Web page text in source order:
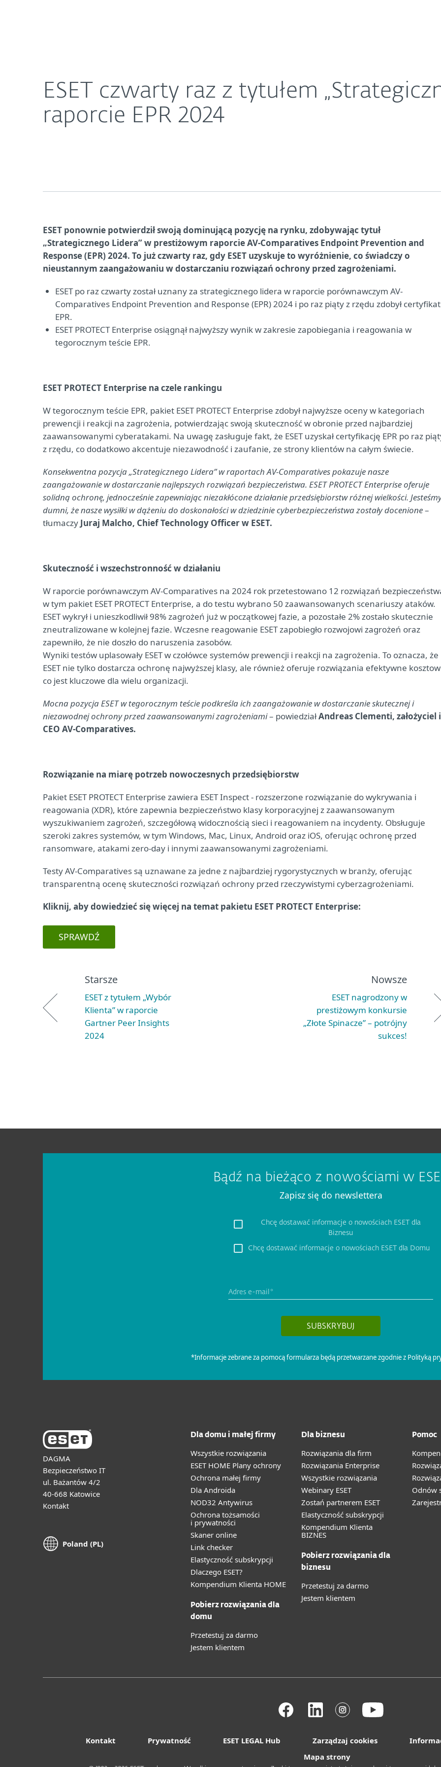
ESET czwarty raz z tytułem
raporcie EPR 2024
ESET ponownie potwierdził swoją dominującą pozycję na rynku, zdobywając tytuł
„Strategicznego Lidera” w prestiżowym raporcie AV-Comparatives Endpoint Prevention and
Response (EPR) 2024. To już czwarty raz, gdy ESET uzyskuje to wyróżnienie, co świadczy o
nieustannym zaangażowaniu w dostarczaniu rozwiązań ochrony przed zagrożeniami.
ESET po raz czwarty został uznany za strategicznego lidera w raporcie porównawczym AV-
Comparatives Endpoint Prevention and Response (EPR) 2024 i po raz piąty z rzędu zdobył certyfikat
EPR.
ESET PROTECT Enterprise osiągnął najwyższy wynik w zakresie zapobiegania i reagowania w
tegorocznym teście EPR.
ESET PROTECT Enterprise na czele rankingu
W tegorocznym teście EPR, pakiet ESET PROTECT Enterprise zdobył najwyższe oceny w kategoriach
prewencji i reakcji na zagrożenia, potwierdzając swoją skuteczność w obronie przed najbardziej
zaawansowanymi cyberatakami. Na uwagę zasługuje fakt, że ESET uzyskał certyfikację EPR po raz
z rzędu, co dodatkowo akcentuje niezawodność i zaufanie, ze strony klientów na całym świecie.
Konsekwentna pozycja „Strategicznego Lidera” w raportach AV-Comparatives pokazuje nasze
zaangażowanie w dostarczanie najlepszych rozwiązań bezpieczeństwa. ESET PROTECT Enterprise oferuje
solidną ochronę, jednocześnie zapewniając niezakłócone działanie przedsiębiorstw różnej wielkości.
dumni, że nasze wysiłki w dążeniu do doskonałości w dziedzinie cyberbezpieczeństwa zostały docenione–
tłumaczy Juraj Malcho, Chief Technology Officer w ESET.
Skuteczność i wszechstronność w działaniu
W raporcie porównawczym AV-Comparatives na 2024 rok przetestowano 12 rozwiązań
w tym pakiet ESET PROTECT Enterprise, a do testu wybrano 50 zaawansowanych scenariuszy ataków.
ESET wykrył i unieszkodliwił 98% zagrożeń już w początkowej fazie, a pozostałe 2% zostało skutecznie
zneutralizowane w kolejnej fazie. Wczesne reagowanie ESET zapobiegło rozwojowi zagrożeń oraz
zapewniło, że nie doszło do naruszenia zasobów.
Wyniki testów uplasowały ESET w czołówce systemów prewencji i reakcji na zagrożenia. To oznacza, że
ESET nie tylko dostarcza ochronę najwyższej klasy, ale również oferuje rozwiązania efektywne
co jest kluczowe dla wielu organizacji.
Mocna pozycja ESET w tegorocznym teście podkreśla ich zaangażowanie w dostarczanie skutecznej i
niezawodnej ochrony przed zaawansowanymi zagrożeniami– powiedziałAndreas Clementi, założyciel i
CEO AV-Comparatives.
Rozwiązanie na miarę potrzeb nowoczesnych przedsiębiorstw
Pakiet ESET PROTECT Enterprise zawiera ESET Inspect - rozszerzone rozwiązanie do wykrywania i
reagowania (XDR), które zapewnia bezpieczeństwo klasy korporacyjnej z zaawansowanym
wyszukiwaniem zagrożeń, szczegółową widocznością sieci i reagowaniem na incydenty. Obsługuje
szeroki zakres systemów, w tym Windows, Mac, Linux, Android oraz iOS, oferując ochronę przed
ransomware, atakami zero-day i innymi zaawansowanymi zagrożeniami.
Testy AV-Comparatives są uznawane za jedne z najbardziej rygorystycznych w branży, oferując
transparentną ocenę skuteczności rozwiązań ochrony przed rzeczywistymi cyberzagrożeniami.
Kliknij, aby dowiedzieć się więcej na temat pakietu ESET PROTECT Enterprise:
SPRAWDŹ
Starsze
ESET z tytułem „Wybór
Klienta” w raporcie
Gartner Peer Insights
2024
Nowsze
ESET nagrodzony w
prestiżowym konkursie
„Złote Spinacze” – potrójny
sukces!
DAGMA
Bezpieczeństwo IT
ul. Bażantów 4/2
40-668 Katowice
Kontakt
Poland (PL)
Dla domu i małej firmy
Wszystkie rozwiązania
ESET HOME Plany ochrony
Ochrona małej firmy
Dla Androida
NOD32 Antywirus
Ochrona tożsamości
i prywatności
Skaner online
Link checker
Elastyczność subskrypcji
Dlaczego ESET?
Kompendium Klienta HOME
Pobierz rozwiązania dla
domu
Przetestuj za darmo
Jestem klientem
Dla biznesu
Rozwiązania dla firm
Rozwiązania Enterprise
Wszystkie rozwiązania
Webinary ESET
Zostań partnerem ESET
Elastyczność subskrypcji
Kompendium Klienta
BIZNES
Pobierz rozwiązania dla
biznesu
Przetestuj za darmo
Jestem klientem
Pomoc
Odnów
Kontakt Prywatność ESET LEGAL Hub Zarządzaj cookies
Mapa strony